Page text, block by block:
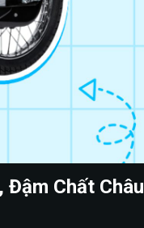
Đậm Chất Châu